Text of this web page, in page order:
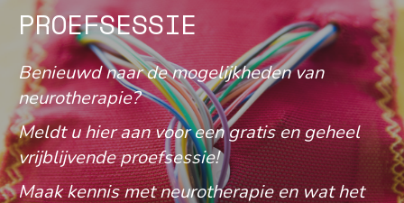
PROEFSESSIE
Benieuwd naar de mogelijkheden van
neurotherapie?
Meldt u hier aan voor een gratis en geheel
vrijblijvende proefsessie!
Maak kennis met neurotherapie en wat het